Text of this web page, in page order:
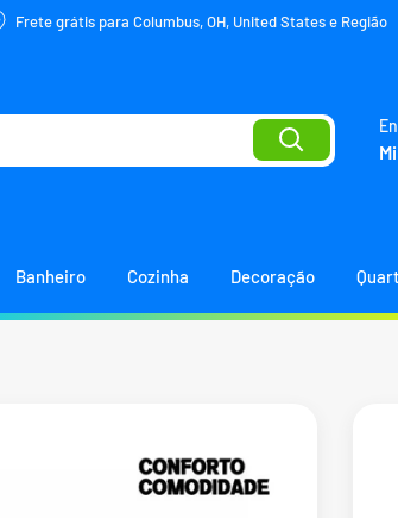
Frete grátis para Columbus, OH, United States e Região
Banheiro Cozinha Decoração